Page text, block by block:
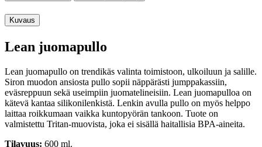
Kuvaus
Lean juomapullo
Lean juomapullo on trendikäs valinta toimistoon, ulkoiluun ja salille.
Siron muodon ansiosta pullo sopii näppärästi jumppakassiin,
eväsreppuun sekä useimpiin juomatelineisiin. Lean juomapulloa on
kätevä kantaa silikonilenkistä. Lenkin avulla pullo on myös helppo
laittaa roikkumaan vaikka kuntopyörän tankoon. Tuote on
valmistettu Tritan-muovista, joka ei sisällä haitallisia BPA-aineita.
Tilavuus: 600 ml.